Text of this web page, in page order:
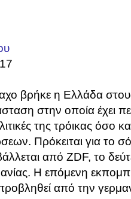
βρήκε η Ελλάδα
στην οποία έχει
της τρόικας όσο
Πρόκειται για το
από ZDF, το
Η επόμενη
από την